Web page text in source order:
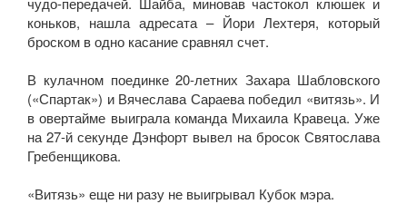
коньков, нашла адресата – Йори Лехтеря, который
броском в одно касание сравнял счет.
В кулачном поединке 20-летних Захара Шабловского
(«Спартак») и Вячеслава Сараева победил «витязь». И
в овертайме выиграла команда Михаила Кравеца. Уже
на 27-й секунде Дэнфорт вывел на бросок Святослава
Гребенщикова.
«Витязь» еще ни разу не выигрывал Кубок мэра.